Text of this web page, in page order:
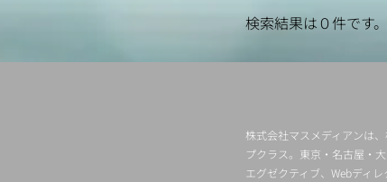
検索結果は０件です。
株式会社マスメディアンは
プクラス。東京・名古屋・
エグゼクティブ、Webディ